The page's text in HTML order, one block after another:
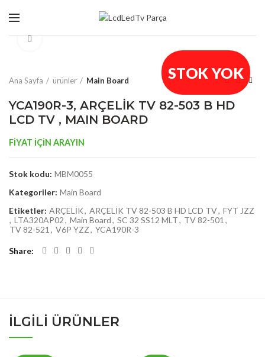
STOK YOK
Ana Sayfa ürünler Main Board
YCA190R-3, ARÇELİK TV 82-503 B HD
LCD TV , MAIN BOARD
FİYAT İÇİN ARAYIN
Stok kodu: MBM0055
Kategoriler: Main Board
Etiketler: ARÇELİK, ARÇELİK TV 82-503 B HD LCD TV, FYT JZZ
, LTA320AP02, Main Board, SC 32 SS12 MLT, TV 82-501 ,
TV 82-521 , V6P YZZ, YCA190R-3
Share
İLGILI ÜRÜNLER